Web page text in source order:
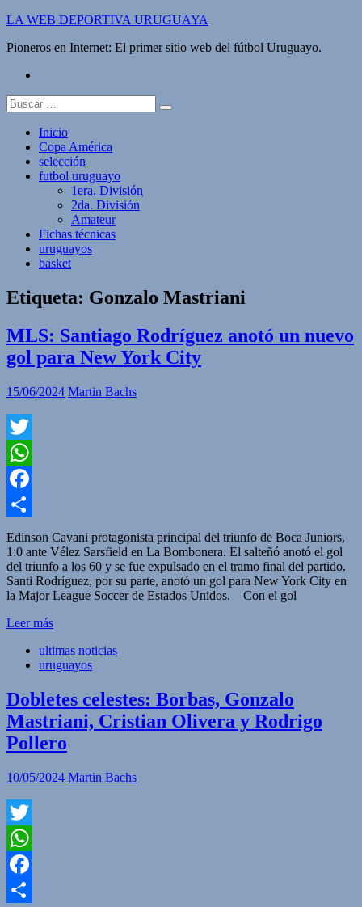
Saltar
contenido
LA WEB DEPORTIVA URUGUAYA
Pioneros en Internet: El primer sitio web del fútbol Uruguayo.
Buscar:
Inicio
Copa América
selección
futbol uruguayo
1era. División
2da. División
Amateur
Fichas técnicas
uruguayos
basket
Etiqueta: Gonzalo Mastriani
MLS: Santiago Rodríguez anotó un nuevo
gol para New York City
15/06/2024 Martin Bachs
Twitter
WhatsApp
Facebook
Compartir
Edinson Cavani protagonista principal del triunfo de Boca Juniors,
1:0 ante Vélez Sarsfield en La Bombonera. El salteñó anotó el gol
del triunfo a los 60 y se fue expulsado en el tramo final del partido.
Santi Rodríguez, por su parte, anotó un gol para New York City en
la Major League Soccer de Estados Unidos. Con el gol
Leer más
ultimas noticias
uruguayos
Dobletes celestes: Borbas, Gonzalo
Mastriani, Cristian Olivera y Rodrigo
Pollero
10/05/2024 Martin Bachs
Twitter
WhatsApp
Facebook